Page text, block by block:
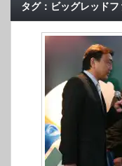
タグ：ビッグレッドフ